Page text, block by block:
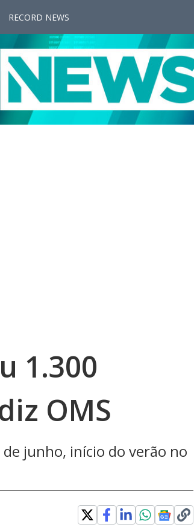
RECORD NEWS
1.300
OMS
junho, início do verão no